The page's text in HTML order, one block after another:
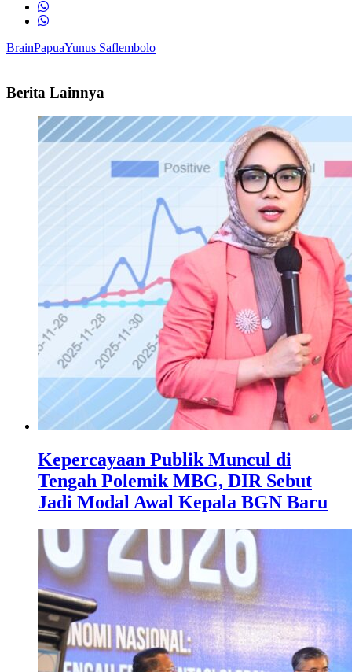
BrainPapuaYunus Saflembolo
Berita Lainnya
Kepercayaan Publik Muncul di
Tengah Polemik MBG, DIR Sebut
Jadi Modal Awal Kepala BGN Baru